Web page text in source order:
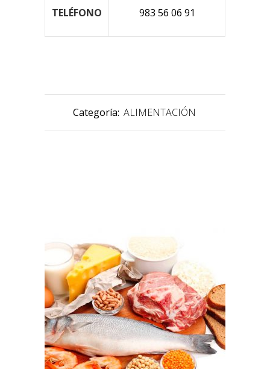
TELÉFONO 983 56 06 91
Categoría: ALIMENTACIÓN